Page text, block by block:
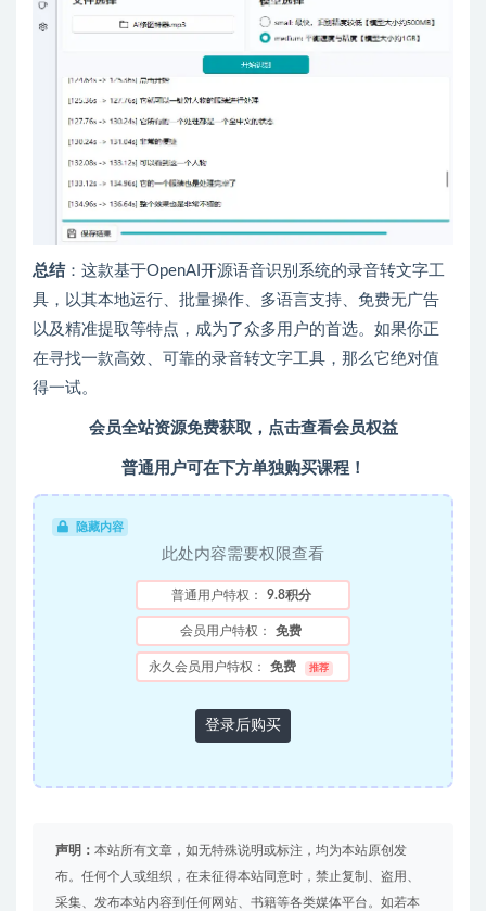
总结：这款基于OpenAI开源语音识别系统的录音转文字工
具，以其本地运行、批量操作、多语言支持、免费无广告
以及精准提取等特点，成为了众多用户的首选。如果你正
在寻找一款高效、可靠的录音转文字工具，那么它绝对值
得一试。
会员全站资源免费获取，点击查看会员权益
普通用户可在下方单独购买课程！
隐藏内容
此处内容需要权限查看
普通用户特权： 9.8积分
会员用户特权： 免费
永久会员用户特权： 免费 推荐
登录后购买
声明： 本站所有文章，如无特殊说明或标注，均为本站原创发
布。任何个人或组织，在未征得本站同意时，禁止复制、盗用、
采集、发布本站内容到任何网站、书籍等各类媒体平台。如若本